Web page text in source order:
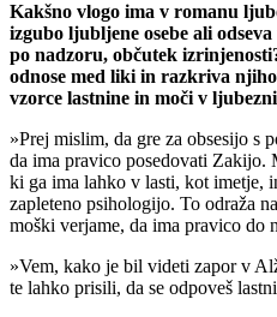
Kakšno vlogo ima v romanu
izgubo ljubljene osebe ali
po nadzoru, občutek
odnose med liki in razkriva
vzorce lastnine in moči v
»Prej mislim, da gre za obsesijo s
da ima pravico posedovati Zakijo.
ki ga ima lahko v lasti, kot imetje,
zapleteno psihologijo. To odraža
moški verjame, da ima pravico do
»Vem, kako je bil videti zapor v
te lahko prisili, da se odpoveš